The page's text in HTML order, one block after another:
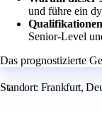
und führe ein
Senior-Level
Das prognostizierte
Standort: Frankfurt,